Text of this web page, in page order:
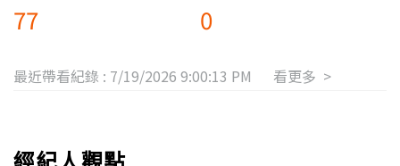
77 0
最近帶看紀錄 : 7/19/2026 9:00:13 PM 看更多 >